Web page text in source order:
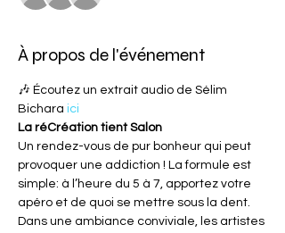
À propos de l'événement
🎶 Écoutez un extrait audio de Sélim
Bichara ici
La réCréation tient Salon
Un rendez-vous de pur bonheur qui peut
provoquer une addiction ! La formule est
simple: à l’heure du 5 à 7, apportez votre
apéro et de quoi se mettre sous la dent.
Dans une ambiance conviviale, les artistes